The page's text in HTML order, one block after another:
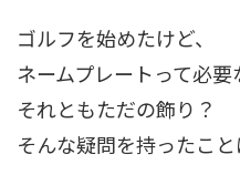
ゴルフを始めたけど、
ネームプレートって必要
それともただの飾り？
そんな疑問を持ったこ